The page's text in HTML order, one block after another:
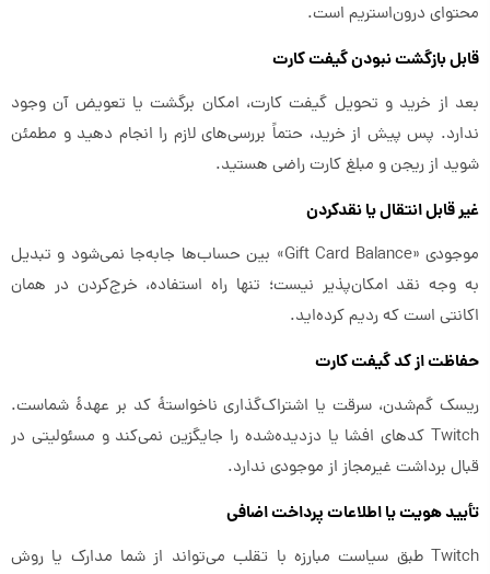
محتوای درون‌استریم است.
قابل بازگشت نبودن گیفت کارت
بعد از خرید و تحویل گیفت کارت، امکان برگشت یا تعویض آن وجود
ندارد. پس پیش از خرید، حتماً بررسی‌های لازم را انجام دهید و مطمئن
شوید از ریجن و مبلغ کارت راضی هستید.
غیر قابل انتقال یا نقدکردن
موجودی «Gift Card Balance» بین حساب‌ها جابه‌جا نمی‌شود و تبدیل
به وجه نقد امکان‌پذیر نیست؛ تنها راه استفاده، خرج‌کردن در همان
اکانتی است که ردیم کرده‌اید.
حفاظت از کد گیفت کارت
ریسک گم‌شدن، سرقت یا اشتراک‌گذاری ناخواستهٔ کد بر عهدهٔ شماست.
Twitch کدهای افشا یا دزدیده‌شده را جایگزین نمی‌کند و مسئولیتی در
قبال برداشت غیرمجاز از موجودی ندارد.
تأیید هویت یا اطلاعات پرداخت اضافی
Twitch طبق سیاست مبارزه با تقلب می‌تواند از شما مدارک یا روش